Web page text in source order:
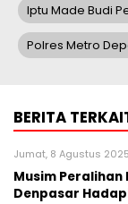
Iptu Made Budi
Polres Metro
BERITA
Jumat, 8 Agustus
Musim
Denpasar